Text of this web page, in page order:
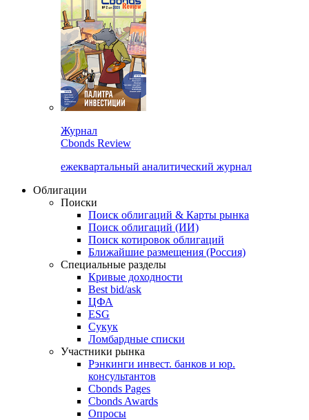
Журнал
Cbonds Review
ежеквартальный аналитический журнал
Облигации
Поиски
Поиск облигаций & Карты рынка
Поиск облигаций (ИИ)
Поиск котировок облигаций
Ближайшие размещения (Россия)
Специальные разделы
Кривые доходности
Best bid/ask
ЦФА
ESG
Сукук
Ломбардные списки
Участники рынка
Рэнкинги инвест. банков и юр.
консультантов
Cbonds Pages
Cbonds Awards
Опросы